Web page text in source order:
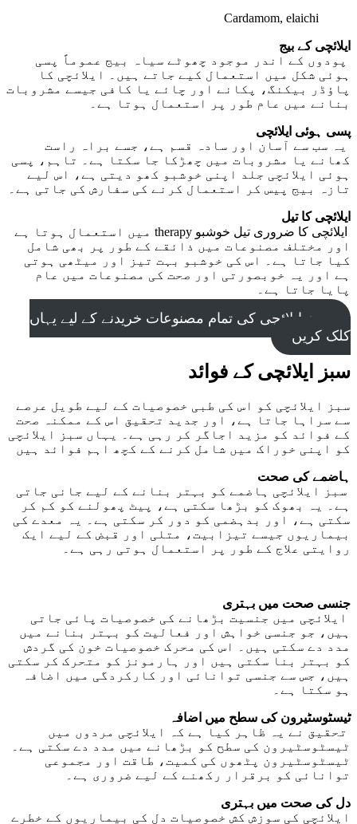
Cardamom, elaichi
ایلائچی کے بیج
پودوں کے اندر موجود چھوٹے سیاہ بیج عموماً پسی
ہوئی شکل میں استعمال کیے جاتے ہیں۔ ایلائچی کا
پاؤڈر بیکنگ، پکانے اور چائے یا کافی جیسے مشروبات
بنانے میں عام طور پر استعمال ہوتا ہے۔
پسی ہوئی ایلائچی
یہ سب سے آسان اور سادہ قسم ہے، جسے براہ راست
کھانے یا مشروبات میں چھڑکا جا سکتا ہے۔ تاہم، پسی
ہوئی ایلائچی جلد اپنی خوشبو کھو دیتی ہے، اس لیے
تازہ بیج پیس کر استعمال کرنے کی سفارش کی جاتی ہے۔
ایلائچی کا تیل
ایلائچی کا ضروری تیل خوشبو therapy میں استعمال ہوتا ہے
اور مختلف مصنوعات میں ذائقے کے طور پر بھی شامل
کیا جاتا ہے۔ اس کی خوشبو بہت تیز اور میٹھی ہوتی
ہے اور یہ خوبصورتی اور صحت کی مصنوعات میں عام
پایا جاتا ہے۔
سبز ایلائچی کی تمام مصنوعات خریدنے کے لیے یہاں
کلک کریں
سبز ایلائچی کے فوائد
سبز ایلائچی کو اس کی طبی خصوصیات کے لیے طویل عرصے
سے سراہا جاتا ہے، اور جدید تحقیق اس کے ممکنہ صحت
کے فوائد کو مزید اجاگر کر رہی ہے۔ یہاں سبز ایلائچی
کو اپنی خوراک میں شامل کرنے کے کچھ اہم فوائد ہیں
ہاضمے کی صحت
سبز ایلائچی ہاضمے کو بہتر بنانے کے لیے جانی جاتی
ہے۔ یہ بھوک کو بڑھا سکتی ہے، پیٹ پھولنے کو کم کر
سکتی ہے، اور بدہضمی کو دور کر سکتی ہے۔ یہ معدے کی
بیماریوں جیسے تیزابیت، متلی اور قبض کے لیے ایک
روایتی علاج کے طور پر استعمال ہوتی رہی ہے۔
جنسی صحت میں بہتری
ایلائچی میں جنسیت بڑھانے کی خصوصیات پائی جاتی
ہیں، جو جنسی خواہش اور فعالیت کو بہتر بنانے میں
مدد دے سکتی ہیں۔ اس کی محرک خصوصیات خون کی گردش
کو بہتر بنا سکتی ہیں اور ہارمونز کو متحرک کر سکتی
ہیں، جس سے جنسی توانائی اور کارکردگی میں اضافہ
ہو سکتا ہے۔
ٹیسٹوسٹیرون کی سطح میں اضافہ
تحقیق نے یہ ظاہر کیا ہے کہ ایلائچی مردوں میں
ٹیسٹوسٹیرون کی سطح کو بڑھانے میں مدد دے سکتی ہے۔
ٹیسٹوسٹیرون پٹھوں کی کمیت، طاقت اور مجموعی
توانائی کو برقرار رکھنے کے لیے ضروری ہے۔
دل کی صحت میں بہتری
ایلائچی کی سوزش کش خصوصیات دل کی بیماریوں کے خطرے